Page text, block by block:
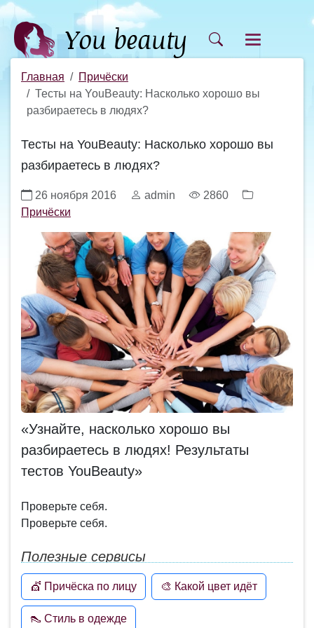
Главная
Причёски
Тесты на YouBeauty: Насколько хорошо вы
разбираетесь в людях?
Тесты на YouBeauty: Насколько хорошо вы
разбираетесь в людях?
26 ноября 2016 admin
2860
Причёски
«Узнайте, насколько хорошо вы
разбираетесь в людях! Результаты
тестов YouBeauty»
Проверьте себя.
Проверьте себя.
Полезные сервисы
💇 Причёска по лицу 🎨 Какой цвет идёт
👠 Стиль в одежде